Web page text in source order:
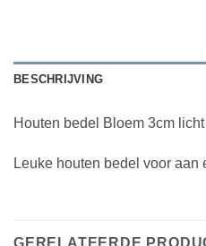
BESCHRIJVING
Houten bedel Bloem 3cm
Leuke houten bedel voor aan